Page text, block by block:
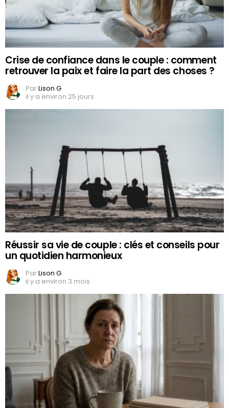
Crise de confiance dans le couple : comment
retrouver la paix et faire la part des choses ?
ParLison G
il y a environ 25 jours
Réussir sa vie de couple : clés et conseils pour
un quotidien harmonieux
ParLison G
il y a environ 3 mois